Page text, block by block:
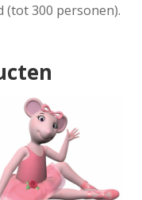
(tot 300 personen).